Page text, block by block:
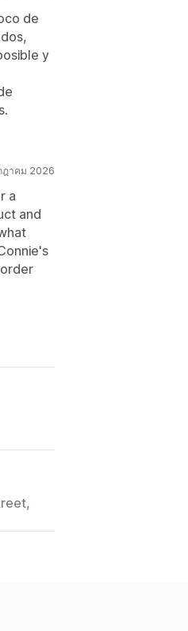
de
y
ฎาคม 2026
a
and